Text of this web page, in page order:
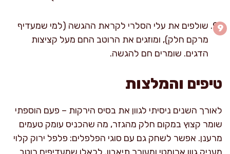
שולפים את עלי הסלרי לקראת ההגשה (למי שמעדיף
מרקם חלק), ומוזגים את הרוטב החם מעל קציצות
הדגים. שומרים חם להגשה.
טיפים והמלצות
לאורך השנים ניסיתי לגוון את בסיס הירקות – פעם הוספתי
שומר קצוץ במקום חלק מהגזר, מה שהכניס עומק טעמים
מרענן. אפשר לשחק גם עם סוגי הפלפלים: פלפל ירוק קלוי